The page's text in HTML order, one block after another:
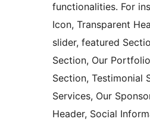
functionalities. For
Icon, Transparent
slider, featured
Section, Our
Section, Testimonial
Services, Our
Header, Social